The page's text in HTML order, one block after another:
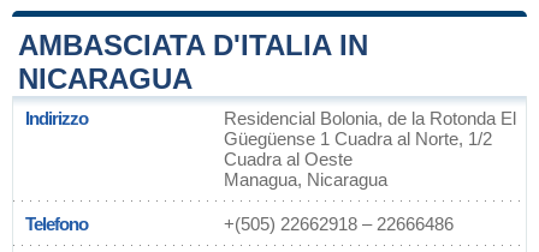
AMBASCIATA D'ITALIA IN
NICARAGUA
Indirizzo
Residencial Bolonia, de la Rotonda El
Güegüense 1 Cuadra al Norte, 1/2
Cuadra al Oeste
Managua, Nicaragua
Telefono +(505) 22662918 – 22666486